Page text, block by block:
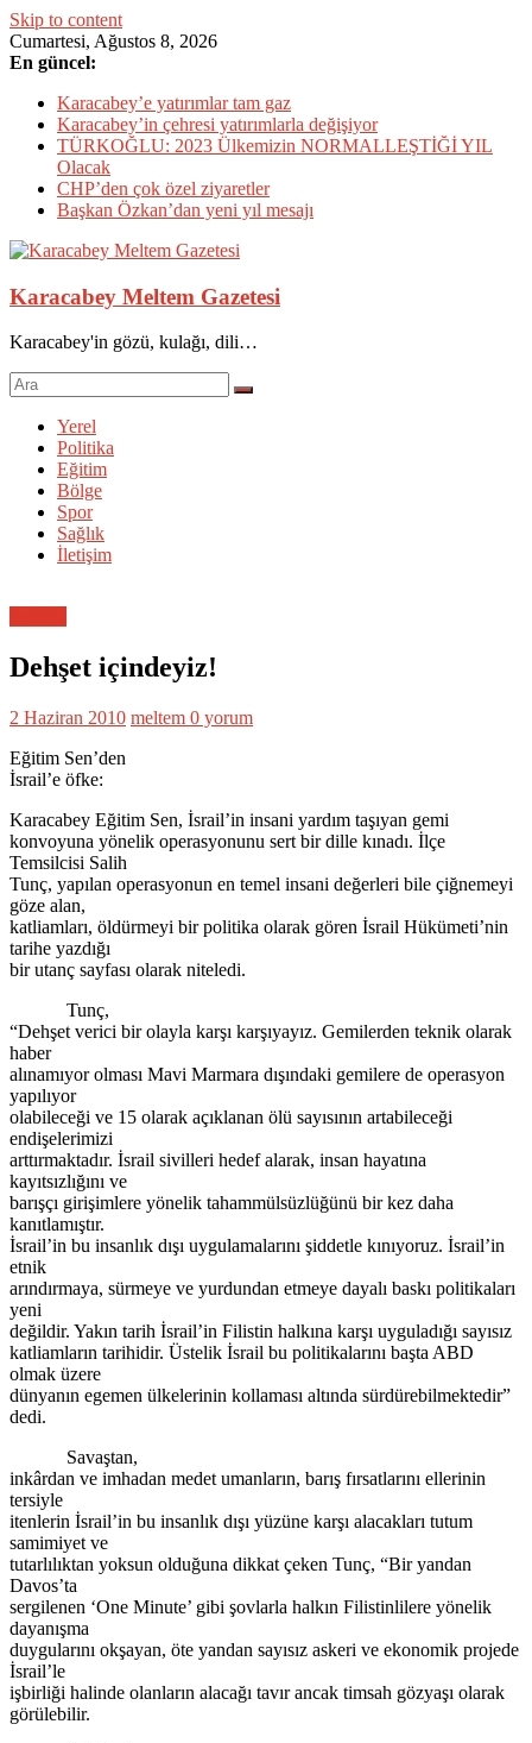
Skip to content
Cumartesi, Ağustos 8, 2026
En güncel:
Karacabey’e yatırımlar tam gaz
Karacabey’in çehresi yatırımlarla değişiyor
TÜRKOĞLU: 2023 Ülkemizin NORMALLEŞTİĞİ YIL
Olacak
CHP’den çok özel ziyaretler
Başkan Özkan’dan yeni yıl mesajı
Karacabey Meltem Gazetesi
Karacabey'in gözü, kulağı, dili…
Yerel
Politika
Eğitim
Bölge
Spor
Sağlık
İletişim
Dehşet içindeyiz!
2 Haziran 2010 meltem 0 yorum
Eğitim Sen’den
İsrail’e öfke:
Karacabey Eğitim Sen, İsrail’in insani yardım taşıyan gemi
konvoyuna yönelik operasyonunu sert bir dille kınadı. İlçe
Temsilcisi Salih
Tunç, yapılan operasyonun en temel insani değerleri bile çiğnemeyi
göze alan,
katliamları, öldürmeyi bir politika olarak gören İsrail Hükümeti’nin
tarihe yazdığı
bir utanç sayfası olarak niteledi.
Tunç,
“Dehşet verici bir olayla karşı karşıyayız. Gemilerden teknik olarak
haber
alınamıyor olması Mavi Marmara dışındaki gemilere de operasyon
yapılıyor
olabileceği ve 15 olarak açıklanan ölü sayısının artabileceği
endişelerimizi
arttırmaktadır. İsrail sivilleri hedef alarak, insan hayatına
kayıtsızlığını ve
barışçı girişimlere yönelik tahammülsüzlüğünü bir kez daha
kanıtlamıştır.
İsrail’in bu insanlık dışı uygulamalarını şiddetle kınıyoruz. İsrail’in
etnik
arındırmaya, sürmeye ve yurdundan etmeye dayalı baskı politikaları
yeni
değildir. Yakın tarih İsrail’in Filistin halkına karşı uyguladığı sayısız
katliamların tarihidir. Üstelik İsrail bu politikalarını başta ABD
olmak üzere
dünyanın egemen ülkelerinin kollaması altında sürdürebilmektedir”
dedi.
Savaştan,
inkârdan ve imhadan medet umanların, barış fırsatlarını ellerinin
tersiyle
itenlerin İsrail’in bu insanlık dışı yüzüne karşı alacakları tutum
samimiyet ve
tutarlılıktan yoksun olduğuna dikkat çeken Tunç, “Bir yandan
Davos’ta
sergilenen ‘One Minute’ gibi şovlarla halkın Filistinlilere yönelik
dayanışma
duygularını okşayan, öte yandan sayısız askeri ve ekonomik projede
İsrail’le
işbirliği halinde olanların alacağı tavır ancak timsah gözyaşı olarak
görülebilir.